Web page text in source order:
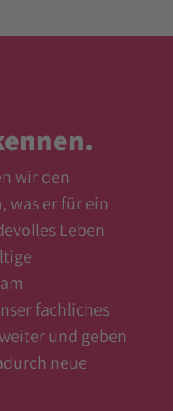
wir den
was er für ein
Leben
fachliches
und geben
neue